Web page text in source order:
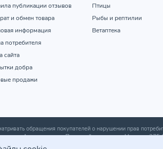
публикации отзывов
и обмен товара
информация
потребителя
сайта
добра
продажи
Птицы
Рыбы и рептилии
Ветаптека
обращения покупателей о нарушении прав
и услуг Администрации Первомайского р-на г. Минска+375